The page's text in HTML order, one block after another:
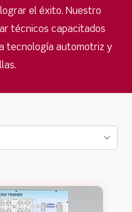
el éxito. Nuestro
técnicos capacitados
tecnología automotriz y